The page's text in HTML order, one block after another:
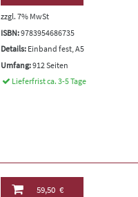
zzgl. 7% MwSt
ISBN:9783954686735
Details: Einband fest, A5
Umfang:912 Seiten
Lieferfrist ca. 3-5 Tage
59,50 €